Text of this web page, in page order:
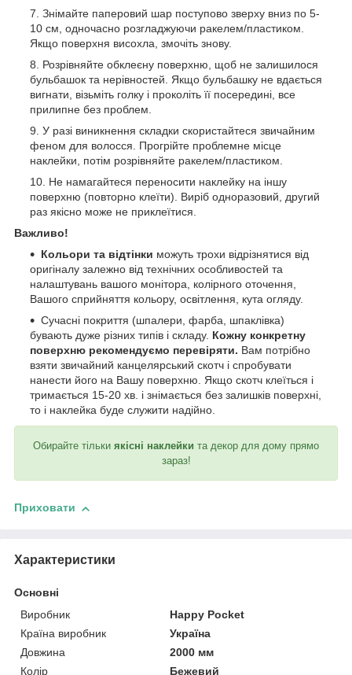
Знімайте паперовий шар поступово зверху вниз по 5-
10 см, одночасно розгладжуючи ракелем/пластиком.
Якщо поверхня висохла, змочіть знову.
Розрівняйте обклеєну поверхню, щоб не залишилося
бульбашок та нерівностей. Якщо бульбашку не вдається
вигнати, візьміть голку і проколіть її посередині, все
прилипне без проблем.
У разі виникнення складки скористайтеся звичайним
феном для волосся. Прогрійте проблемне місце
наклейки, потім розрівняйте ракелем/пластиком.
Не намагайтеся переносити наклейку на іншу
поверхню (повторно клеїти). Виріб одноразовий, другий
раз якісно може не приклеїтися.
Важливо!
Кольори та відтінки можуть трохи відрізнятися від
оригіналу залежно від технічних особливостей та
налаштувань вашого монітора, колірного оточення,
Вашого сприйняття кольору, освітлення, кута огляду.
Сучасні покриття (шпалери, фарба, шпаклівка)
бувають дуже різних типів і складу. Кожну конкретну
поверхню рекомендуємо перевіряти. Вам потрібно
взяти звичайний канцелярський скотч і спробувати
нанести його на Вашу поверхню. Якщо скотч клеїться і
тримається 15-20 хв. і знімається без залишків поверхні,
то і наклейка буде служити надійно.
Обирайте тільки якісні наклейки та декор для дому прямо
зараз!
Приховати
Характеристики
Основні
Виробник
Happy Pocket
Країна виробник
Україна
Довжина
2000 мм
Колір
Бежевий